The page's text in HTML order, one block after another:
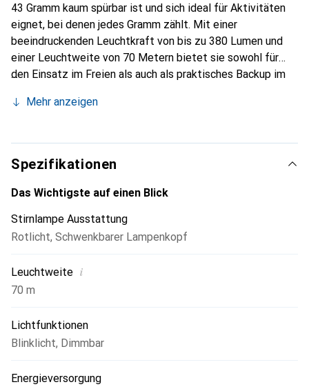
43 Gramm kaum spürbar ist und sich ideal für Aktivitäten
eignet, bei denen jedes Gramm zählt. Mit einer
beeindruckenden Leuchtkraft von bis zu 380 Lumen und
einer Leuchtweite von 70 Metern bietet sie sowohl für
den Einsatz im Freien als auch als praktisches Backup im
drei Helligkeitsstufen für weisses Licht sowie eine rote
minimalistische Kopfband vereint Komfort und Stil,
während der eingearbeitete reflektierende Faden die
Sichtbarkeit bei schlechten Lichtverhältnissen erhöht. Der
Akku ist über einen USB-C-Anschluss aufladbar und die
Funktion verhindert ein versehentliches Einschalten
während des Transports.
Mehr anzeigen
Spezifikationen
Das Wichtigste auf einen Blick
Stirnlampe Ausstattung
Rotlicht, Schwenkbarer Lampenkopf
Leuchtweite i
70 m
Lichtfunktionen
Blinklicht, Dimmbar
Energieversorgung